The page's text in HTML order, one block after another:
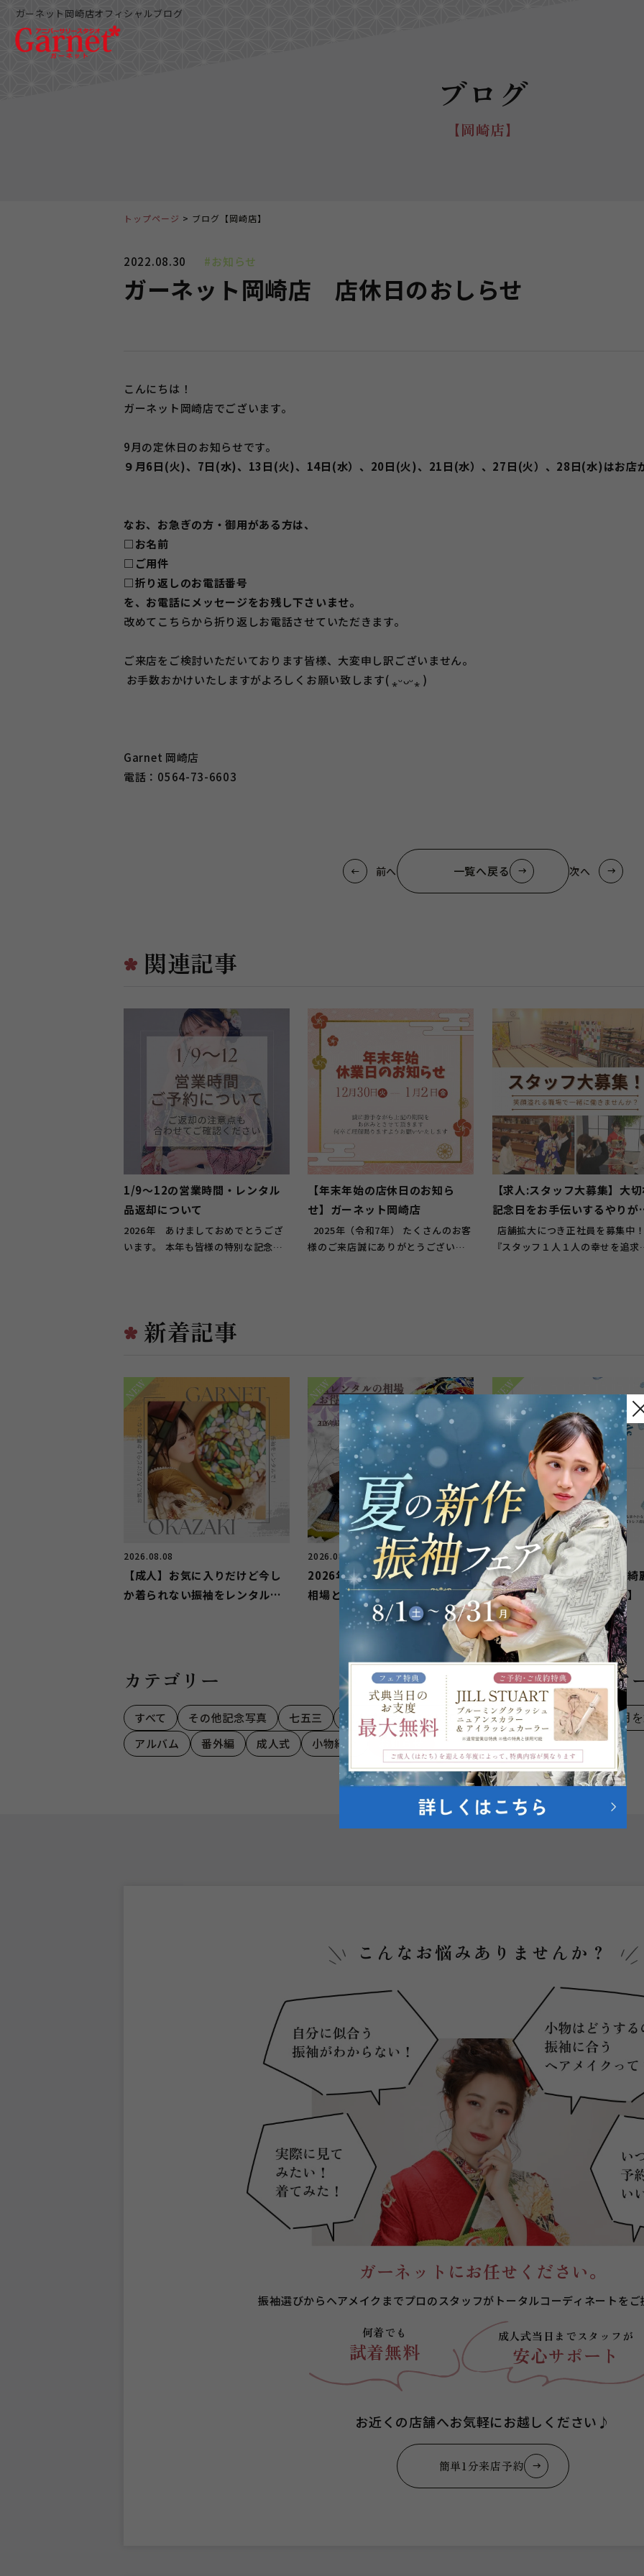
ガーネット岡崎店オフィシャルブログ
ブログ
【岡崎店】
2022.08.30 #お知らせ
ガーネット岡崎店 店休日のおしらせ
こんにちは！
ガーネット岡崎店でございます。
9月の定休日のお知らせです。
９月6日(火)、7日(水)、13日(火)、14日(水）、20日(火)、21日(水）、27日(火）、28日(水)はお店が
なお、お急ぎの方・御用がある方は、
□お名前
□ご用件
□折り返しのお電話番号
を、お電話にメッセージをお残し下さいませ。
改めてこちらから折り返しお電話させていただきます。
ご来店をご検討いただいております皆様、大変申し訳ございません。
お手数おかけいたしますがよろしくお願い致します( ⁎ᵕᴗᵕ⁎ )
Garnet 岡崎店
電話：0564-73-6603
前へ 一覧へ戻る 次へ
関連記事
1/9～12の営業時間・レンタル
品返却について
2026年 あけましておめでとうござ
います。 本年も皆様の特別な記念日
【年末年始の店休日のお知ら
せ】ガーネット岡崎店
様のご来店誠にありがとうございま
【求人:スタッフ大募集】大切
記念日をお手伝いするやりが
のある仕事！
店舗拡大につき正社員を募集中！
『スタッフ１人１人の幸せを追求
新着記事
2026.08.08
【成人】お気に入りだけど今し
か着られない振袖をレンタル
2026.08.07
2026年最新版！振袖レンタルの
相場とお得に借りるコツ：徹底
2026.08.02
【成人】青地に辻が花柄で綺
＆華やかな振袖！【豊田市】
カテゴリー
すべて その他記念写真 七五三 成人式の会場について
卒業袴
アルバム
番外編 成人式 小物紹介
ア
トップページ ブログ【岡崎店】
こんなお悩み ありませんか？
ガーネットにお任せください。
振袖選びからヘアメイクまでプロのスタッフが トータルコーディネートをご
何着でも
試着無料
成人式当日まで スタッフが
安心サポート
お近くの店舗へお気軽にお越しください♪
簡単1分来店予約